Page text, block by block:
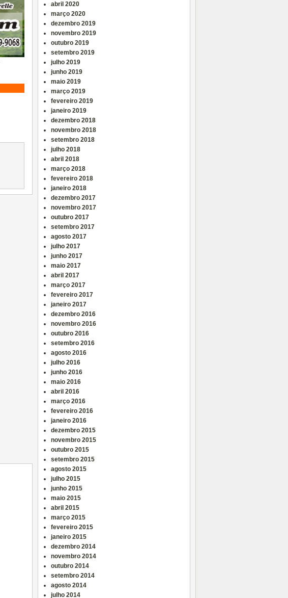
abril 2020
março 2020
dezembro 2019
novembro 2019
outubro 2019
setembro 2019
julho 2019
junho 2019
maio 2019
março 2019
fevereiro 2019
janeiro 2019
dezembro 2018
novembro 2018
setembro 2018
julho 2018
abril 2018
março 2018
fevereiro 2018
janeiro 2018
dezembro 2017
novembro 2017
outubro 2017
setembro 2017
agosto 2017
julho 2017
junho 2017
maio 2017
abril 2017
março 2017
fevereiro 2017
janeiro 2017
dezembro 2016
novembro 2016
outubro 2016
setembro 2016
agosto 2016
julho 2016
junho 2016
maio 2016
abril 2016
março 2016
fevereiro 2016
janeiro 2016
dezembro 2015
novembro 2015
outubro 2015
setembro 2015
agosto 2015
julho 2015
junho 2015
maio 2015
abril 2015
março 2015
fevereiro 2015
janeiro 2015
dezembro 2014
novembro 2014
outubro 2014
setembro 2014
agosto 2014
julho 2014